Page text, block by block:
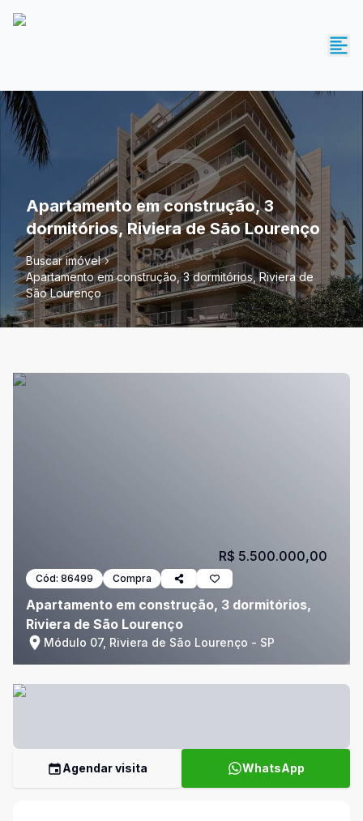
Apartamento em construção, 3
dormitórios, Riviera de São Lourenço
Buscar imóvel
Apartamento em construção, 3 dormitórios, Riviera de
São Lourenço
Cód: 86499 Compra
Apartamento em construção, 3 dormitórios,
Riviera de São Lourenço
Módulo 07, Riviera de São Lourenço - SP
R$ 5.500.000,00
Agendar visita WhatsApp